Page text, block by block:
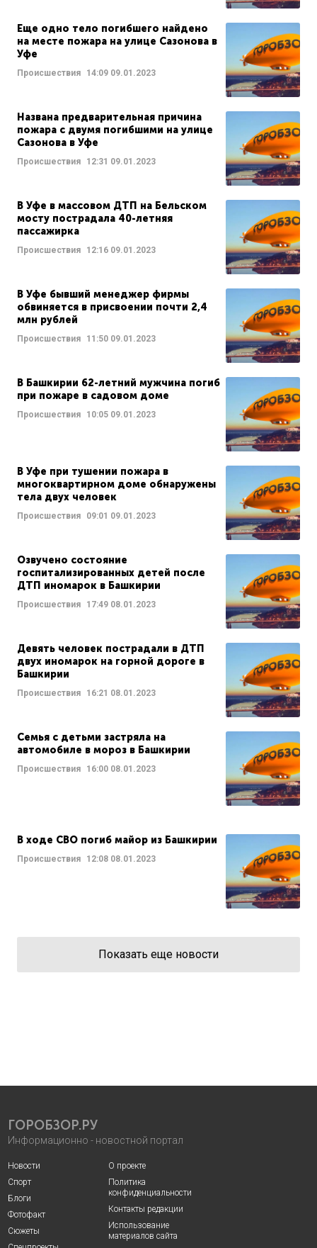
Еще одно тело погибшего найдено
на месте пожара на улице Сазонова в
Уфе
Происшествия 14:09 09.01.2023
Названа предварительная причина
пожара с двумя погибшими на улице
Сазонова в Уфе
Происшествия 12:31 09.01.2023
В Уфе в массовом ДТП на Бельском
мосту пострадала 40-летняя
пассажирка
Происшествия 12:16 09.01.2023
В Уфе бывший менеджер фирмы
обвиняется в присвоении почти 2,4
млн рублей
Происшествия 11:50 09.01.2023
В Башкирии 62-летний мужчина погиб
при пожаре в садовом доме
Происшествия 10:05 09.01.2023
В Уфе при тушении пожара в
многоквартирном доме обнаружены
тела двух человек
Происшествия 09:01 09.01.2023
Озвучено состояние
госпитализированных детей после
ДТП иномарок в Башкирии
Происшествия 17:49 08.01.2023
Девять человек пострадали в ДТП
двух иномарок на горной дороге в
Башкирии
Происшествия 16:21 08.01.2023
Семья с детьми застряла на
автомобиле в мороз в Башкирии
Происшествия 16:00 08.01.2023
В ходе СВО погиб майор из Башкирии
Происшествия 12:08 08.01.2023
Показать еще новости
ГОРОБЗОР.РУ
Информационно - новостной портал
Новости
Спорт
Блоги
Фотофакт
Сюжеты
О проекте
Политика
конфиденциальности
Контакты редакции
Использование
материалов сайта